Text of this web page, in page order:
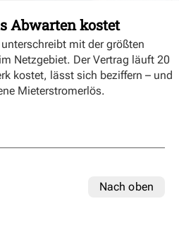
Abwarten kostet
mit der größten
Netzgebiet. Der Vertrag läuft 20
kostet, lässt sich beziffern – und
Mieterstromerlös.
Nach oben